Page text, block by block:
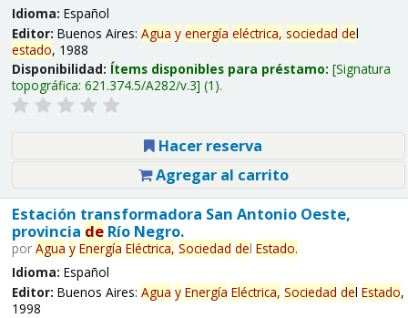
Idioma: Español
Editor: Buenos Aires: Agua y energía eléctrica, sociedad del
estado, 1988
Disponibilidad: Ítems disponibles para préstamo: Signatura
topográfica: 621.374.5/A282/v.3 (1).
Hacer reserva
Agregar al carrito
Estación transformadora San Antonio Oeste,
provincia deRío Negro.
por Agua y Energía Eléctrica, Sociedad del Estado.
Idioma: Español
Editor: Buenos Aires: Agua y Energía Eléctrica, Sociedad del Estado,
1998